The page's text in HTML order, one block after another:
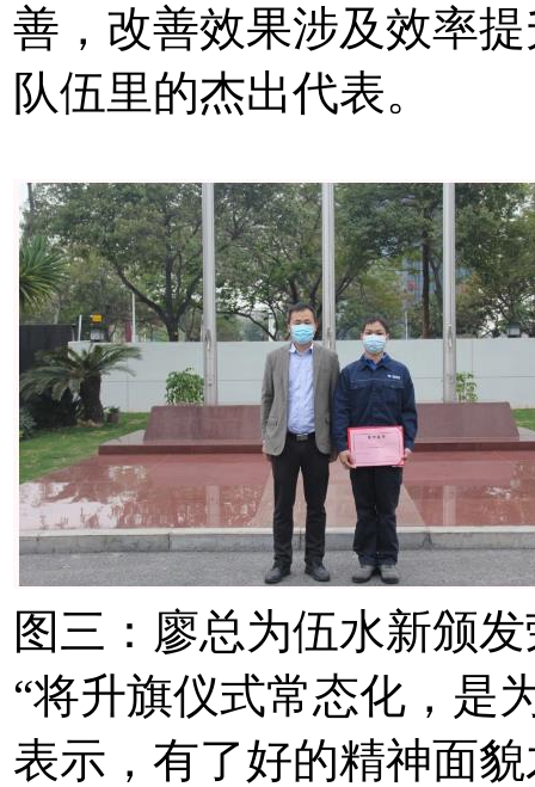
善，改善效果涉及效率
队伍里的杰出代表。
图三：廖总为伍水新颁
“将升旗仪式常态化，是
表示，有了好的精神面